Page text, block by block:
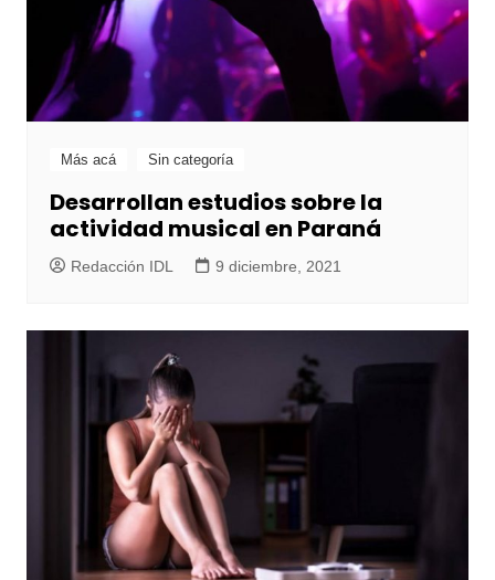
Más acá Sin categoría
Desarrollan estudios sobre la
actividad musical en Paraná
Redacción IDL 9 diciembre, 2021